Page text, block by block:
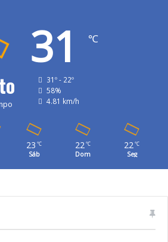
31 ℃
31º - 22º
58%
4.81 km/h
23 ℃
Sáb
22℃
Dom
22℃
Seg